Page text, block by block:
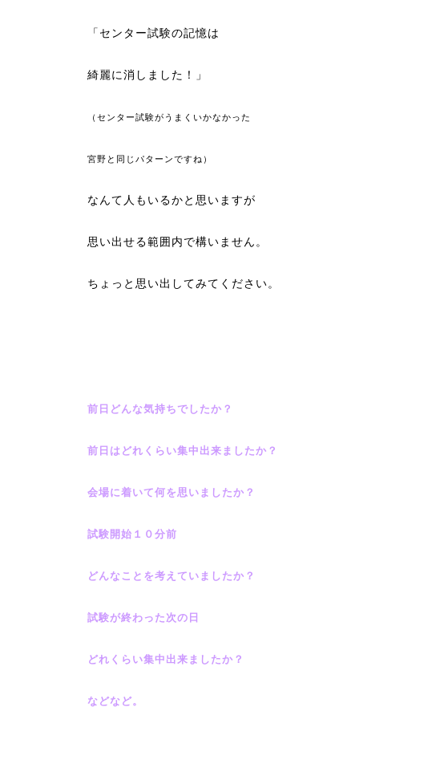
「センター試験の記憶は
綺麗に消しました！」
（センター試験がうまくいかなかった
宮野と同じパターンですね）
なんて人もいるかと思いますが
思い出せる範囲内で構いません。
ちょっと思い出してみてください。
前日どんな気持ちでしたか？
前日はどれくらい集中出来ましたか？
会場に着いて何を思いましたか？
試験開始１０分前
どんなことを考えていましたか？
試験が終わった次の日
どれくらい集中出来ましたか？
などなど。